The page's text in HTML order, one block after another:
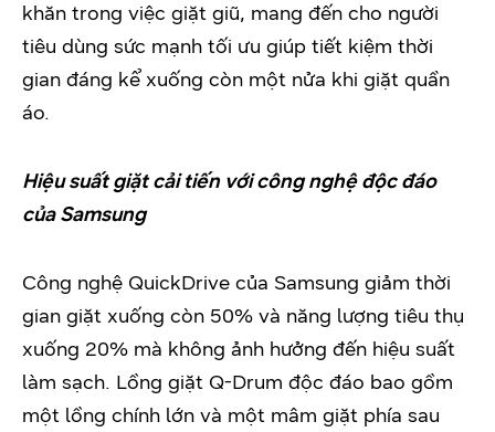
khăn trong việc giặt giũ, mang đến cho người
tiêu dùng sức mạnh tối ưu giúp tiết kiệm thời
gian đáng kể xuống còn một nửa khi giặt quần
áo.
Hiệu suất giặt cải tiến với công nghệ độc đáo
của Samsung
Công nghệ QuickDrive của Samsung giảm thời
gian giặt xuống còn 50% và năng lượng tiêu thụ
xuống 20% mà không ảnh hưởng đến hiệu suất
làm sạch. Lồng giặt Q-Drum độc đáo bao gồm
một lồng chính lớn và một mâm giặt phía sau